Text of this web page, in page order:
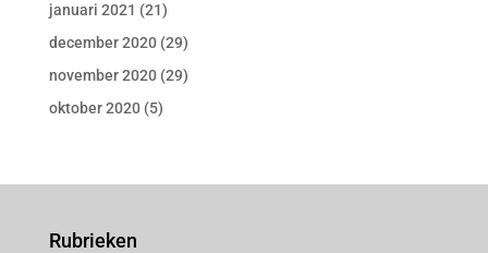
januari 2021 (21)
december 2020(29)
november 2020(29)
oktober 2020(5)
Rubrieken